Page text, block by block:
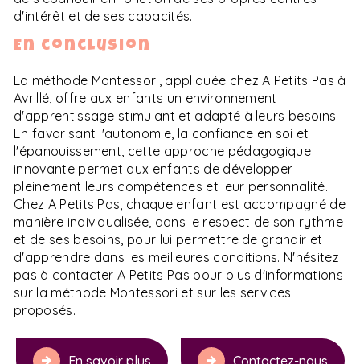
d'intérêt et de ses capacités.
En conclusion
La méthode Montessori, appliquée chez A Petits Pas à
Avrillé, offre aux enfants un environnement
d'apprentissage stimulant et adapté à leurs besoins.
En favorisant l'autonomie, la confiance en soi et
l'épanouissement, cette approche pédagogique
innovante permet aux enfants de développer
pleinement leurs compétences et leur personnalité.
Chez A Petits Pas, chaque enfant est accompagné de
manière individualisée, dans le respect de son rythme
et de ses besoins, pour lui permettre de grandir et
d'apprendre dans les meilleures conditions. N'hésitez
pas à contacter A Petits Pas pour plus d'informations
sur la méthode Montessori et sur les services
proposés.